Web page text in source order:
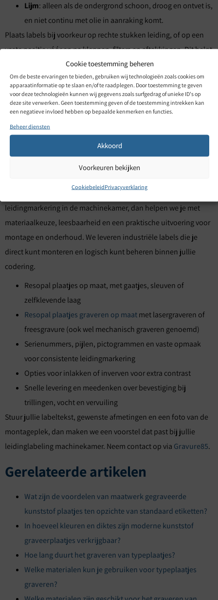
Cookie toestemming beheren
Om de beste ervaringen te bieden, gebruiken wij technologieën zoals cookies om
apparaatinformatie op te slaan en/of te raadplegen. Door toestemming te geven
voor deze technologieën kunnen wij gegevens zoals surfgedrag of unieke ID's op
deze site verwerken. Geen toestemming geven of de toestemming intrekken kan
een negatieve invloed hebben op bepaalde kenmerken en functies.
Beheer diensten
Akkoord
Voorkeuren bekijken
CookiebeleidPrivacyverklaring
Lijm: alleen als de ondergrond schoon, droog en ontvet is,
en niet continu met olie in aanraking komt.
Plaats labels bij voorkeur op rechte stukken leiding, of op een
vaste positie vóór en na kleppen, filters en aftakkingen. Dit helpt
jullie om sneller te zoeken tijdens onderhoud.
Hoe Gravure85 helpt met
resopal plaatjes voor
leidinglabeling in de
machinekamer
Willen jullie resopal plaatjes die passen bij jullie
leidingmarkering in de machinekamer, dan helpen we je met
materiaalkeuze, leesbaarheid en een praktische uitvoering voor
montage en onderhoud. We leveren industriële labels die je
direct kunt monteren en logisch kunt beheren binnen jullie
codering.
Resopal plaatjes op maat, met gaatjes, sleuven of
zelfklevende laag
Resopal plaatjes graveren op maatmet lasergraveren of
freesgravure (ook wel mechanisch graveren genoemd)
Serienummers, pijlen, pictogrammen en vaste opmaak
voor consistente leidingmarkering
Opties voor inlakken of inverven voor extra contrast
Snelle levering en meedenken over bevestiging bij
trillingen, vocht en vervuiling
Stuur jullie labeltekst, gewenste afmetingen en een foto van de
montageplek, dan maken we een voorstel dat past bij jullie
leidinglabeling machinekamer. Neem contact op via Gravure85.
Gerelateerde artikelen
Wat zijn de voordelen van maatwerk gegraveerde
kunststof plaatjes ten opzichte van standaard etiketten?
In hoeveel kleuren en diktes zijn moderne kunststof
graveerplaatjes verkrijgbaar?
Hoe lang duurt het graveren van typeplaatjes?
Welke materialen kun je gebruiken voor typeplaatjes
graveren?